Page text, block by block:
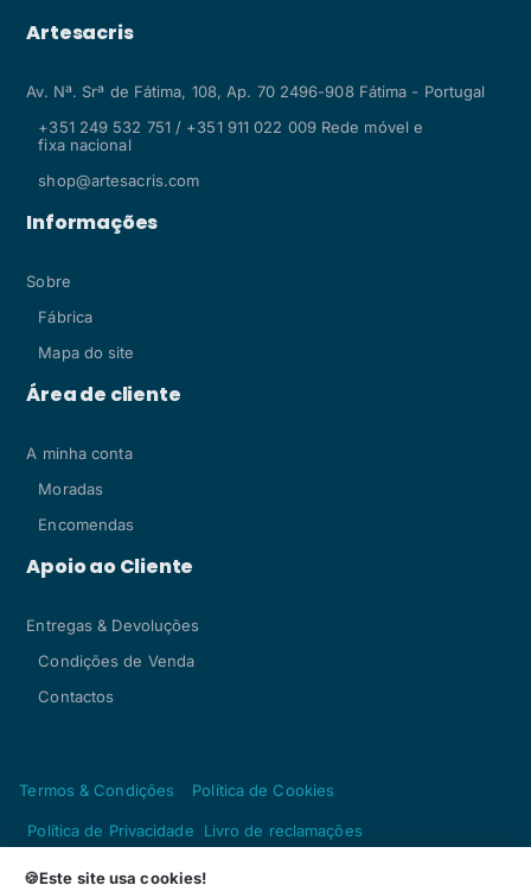
🍪Este site usa cookies!
Artesacris
Av. Nª. Srª de Fátima, 108, Ap. 70 2496-908 Fátima - Portugal
+351 249 532 751 / +351 911 022 009 Rede móvel e
fixa nacional
shop@artesacris.com
Informações
Sobre
Fábrica
Mapa do site
Área de cliente
A minha conta
Moradas
Encomendas
Apoio ao Cliente
Entregas & Devoluções
Condições de Venda
Contactos
Termos & Condições Política de Cookies
Política de Privacidade
Livro de reclamações